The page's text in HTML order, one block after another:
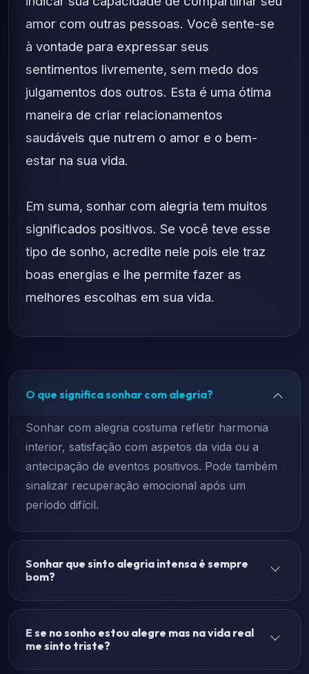
amor com outras pessoas. Você sente-se
à vontade para expressar seus
sentimentos livremente, sem medo dos
julgamentos dos outros. Esta é uma ótima
maneira de criar relacionamentos
saudáveis ​​que nutrem o amor e o bem-
estar na sua vida.
Em suma, sonhar com alegria tem muitos
significados positivos. Se você teve esse
tipo de sonho, acredite nele pois ele traz
boas energias e lhe permite fazer as
melhores escolhas em sua vida.
O que significa sonhar com alegria?
Sonhar com alegria costuma refletir harmonia
interior, satisfação com aspetos da vida ou a
antecipação de eventos positivos. Pode também
sinalizar recuperação emocional após um
período difícil.
Sonhar que sinto alegria intensa é sempre
bom?
E se no sonho estou alegre mas na vida real
me sinto triste?